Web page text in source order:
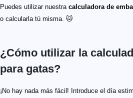
Puedes utilizar nuestra calculadora de
o calcularla tú misma. 🐱
¿Cómo utilizar la
para gatas?
¡No hay nada más fácil! Introduce el día